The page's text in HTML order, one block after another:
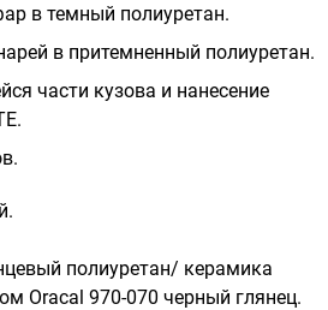
в темный полиуретан.
в притемненный полиуретан.
части кузова и нанесение
полиуретан/ керамика
Oracal 970-070 черный глянец.